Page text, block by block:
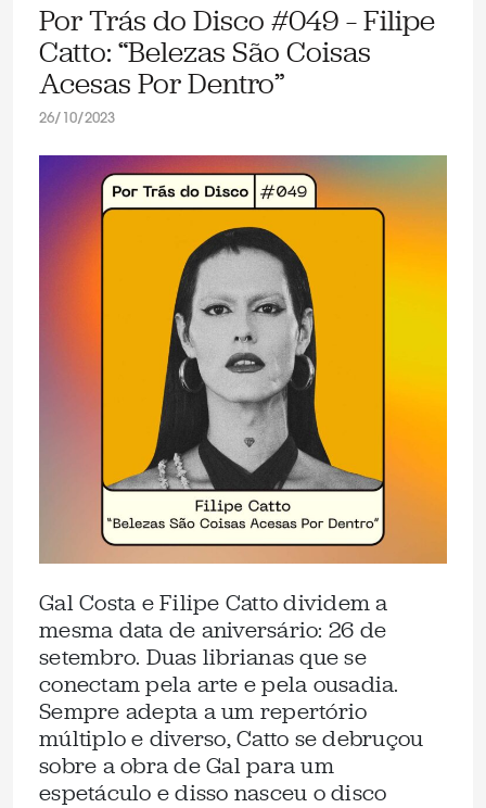
Por Trás do Disco #049 – Filipe
Catto: “Belezas São Coisas
Acesas Por Dentro”
26/10/2023
Gal Costa e Filipe Catto dividem a
mesma data de aniversário: 26 de
setembro. Duas librianas que se
conectam pela arte e pela ousadia.
Sempre adepta a um repertório
múltiplo e diverso, Catto se debruçou
sobre a obra de Gal para um
espetáculo e disso nasceu o disco